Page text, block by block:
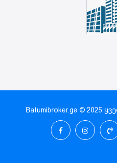
Batumibroker.ge © 2025